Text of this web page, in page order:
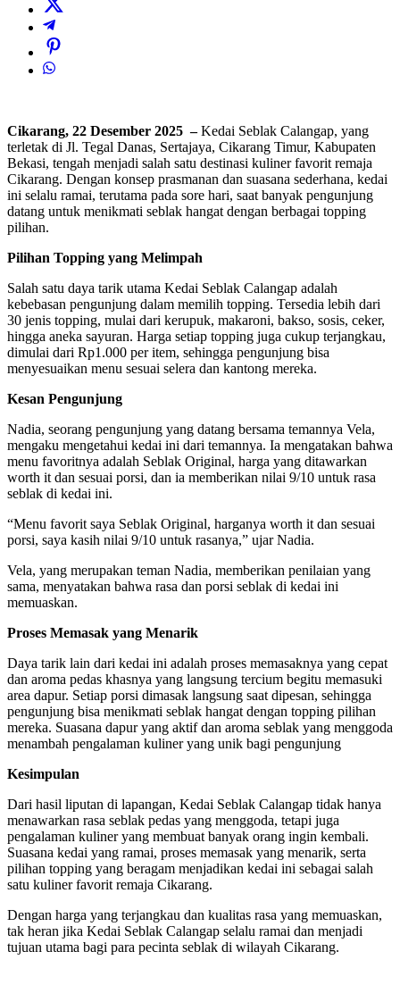
Cikarang, 22 Desember 2025 –Kedai Seblak Calangap, yang
terletak di Jl. Tegal Danas, Sertajaya, Cikarang Timur, Kabupaten
Bekasi, tengah menjadi salah satu destinasi kuliner favorit remaja
Cikarang. Dengan konsep prasmanan dan suasana sederhana, kedai
ini selalu ramai, terutama pada sore hari, saat banyak pengunjung
datang untuk menikmati seblak hangat dengan berbagai topping
pilihan.
Pilihan Topping yang Melimpah
Salah satu daya tarik utama Kedai Seblak Calangap adalah
kebebasan pengunjung dalam memilih topping. Tersedia lebih dari
30 jenis topping, mulai dari kerupuk, makaroni, bakso, sosis, ceker,
hingga aneka sayuran. Harga setiap topping juga cukup terjangkau,
dimulai dari Rp1.000 per item, sehingga pengunjung bisa
menyesuaikan menu sesuai selera dan kantong mereka.
Kesan Pengunjung
Nadia, seorang pengunjung yang datang bersama temannya Vela,
mengaku mengetahui kedai ini dari temannya. Ia mengatakan bahwa
menu favoritnya adalah Seblak Original, harga yang ditawarkan
worth it dan sesuai porsi, dan ia memberikan nilai 9/10 untuk rasa
seblak di kedai ini.
“Menu favorit saya Seblak Original, harganya worth it dan sesuai
porsi, saya kasih nilai 9/10 untuk rasanya,” ujar Nadia.
Vela, yang merupakan teman Nadia, memberikan penilaian yang
sama, menyatakan bahwa rasa dan porsi seblak di kedai ini
memuaskan.
Proses Memasak yang Menarik
Daya tarik lain dari kedai ini adalah proses memasaknya yang cepat
dan aroma pedas khasnya yang langsung tercium begitu memasuki
area dapur. Setiap porsi dimasak langsung saat dipesan, sehingga
pengunjung bisa menikmati seblak hangat dengan topping pilihan
mereka. Suasana dapur yang aktif dan aroma seblak yang menggoda
menambah pengalaman kuliner yang unik bagi pengunjung
Kesimpulan
Dari hasil liputan di lapangan, Kedai Seblak Calangap tidak hanya
menawarkan rasa seblak pedas yang menggoda, tetapi juga
pengalaman kuliner yang membuat banyak orang ingin kembali.
Suasana kedai yang ramai, proses memasak yang menarik, serta
pilihan topping yang beragam menjadikan kedai ini sebagai salah
satu kuliner favorit remaja Cikarang.
Dengan harga yang terjangkau dan kualitas rasa yang memuaskan,
tak heran jika Kedai Seblak Calangap selalu ramai dan menjadi
tujuan utama bagi para pecinta seblak di wilayah Cikarang.